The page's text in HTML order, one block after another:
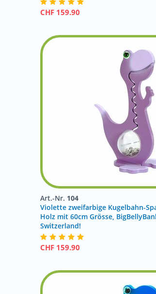
CHF 159.90
Art.-Nr. 104
Violette zweifarbige Kugelbahn-
Holz mit 60cm Grösse,
Switzerland!
CHF 159.90